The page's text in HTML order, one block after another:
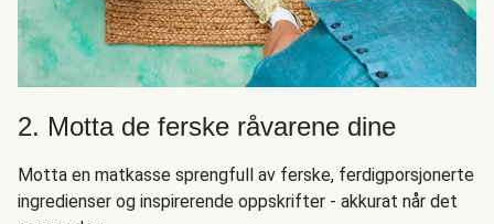
2. Motta de ferske råvarene dine
Motta en matkasse sprengfull av ferske, ferdigporsjonerte
ingredienser og inspirerende oppskrifter - akkurat når det